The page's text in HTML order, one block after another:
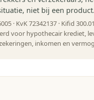
niet bij een product.
· KvK 72342137 · Kifid
voor hypothecair krediet,
inkomen en